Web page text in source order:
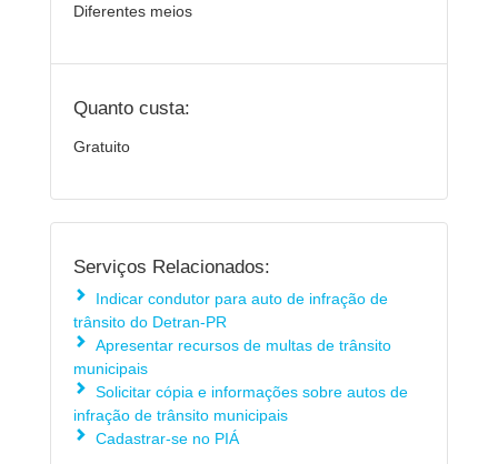
Diferentes meios
Quanto custa:
Gratuito
Serviços Relacionados:
Indicar condutor para auto de infração de
trânsito do Detran-PR
Apresentar recursos de multas de trânsito
municipais
Solicitar cópia e informações sobre autos de
infração de trânsito municipais
Cadastrar-se no PIÁ